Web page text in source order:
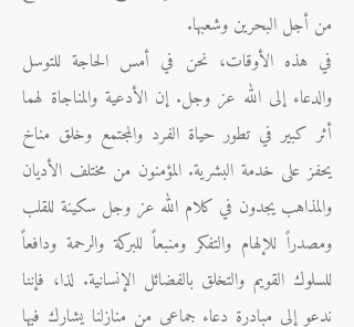
من أجل البحرين وشعبها.
في هذه الأوقات، نحن في أمس الحاجة للتوسل
والدعاء إلى الله عز وجل. إن الأدعية والمناجاة لهما
أثر كبير في تطور حياة الفرد والمجتمع وخلق مناخ
يحفز على خدمة البشرية. المؤمنون من مختلف الأديان
والمذاهب يجدون في كلام الله عز وجل سكينة للقلب
ومصدراً للإلهام والتفكر ومنبعاً للبركة والرحمة ودافعاً
للسلوك القويم والتخلق بالفضائل الإنسانية. لذا، فإننا
ندعو إلى مبادرة دعاء جماعي من منازلنا يشارك فيها